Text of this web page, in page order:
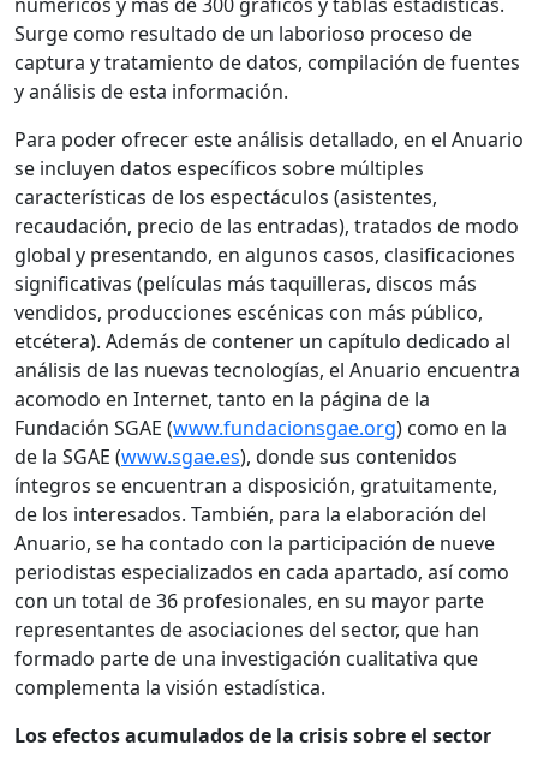
numéricos y más de 300 gráficos y tablas estadísticas.
Surge como resultado de un laborioso proceso de
captura y tratamiento de datos, compilación de fuentes
y análisis de esta información.
Para poder ofrecer este análisis detallado, en el Anuario
se incluyen datos específicos sobre múltiples
características de los espectáculos (asistentes,
recaudación, precio de las entradas), tratados de modo
global y presentando, en algunos casos, clasificaciones
significativas (películas más taquilleras, discos más
vendidos, producciones escénicas con más público,
etcétera). Además de contener un capítulo dedicado al
análisis de las nuevas tecnologías, el Anuario encuentra
acomodo en Internet, tanto en la página de la
Fundación SGAE (www.fundacionsgae.org) como en la
de la SGAE (www.sgae.es), donde sus contenidos
íntegros se encuentran a disposición, gratuitamente,
de los interesados. También, para la elaboración del
Anuario, se ha contado con la participación de nueve
periodistas especializados en cada apartado, así como
con un total de 36 profesionales, en su mayor parte
representantes de asociaciones del sector, que han
formado parte de una investigación cualitativa que
complementa la visión estadística.
Los efectos acumulados de la crisis sobre el sector